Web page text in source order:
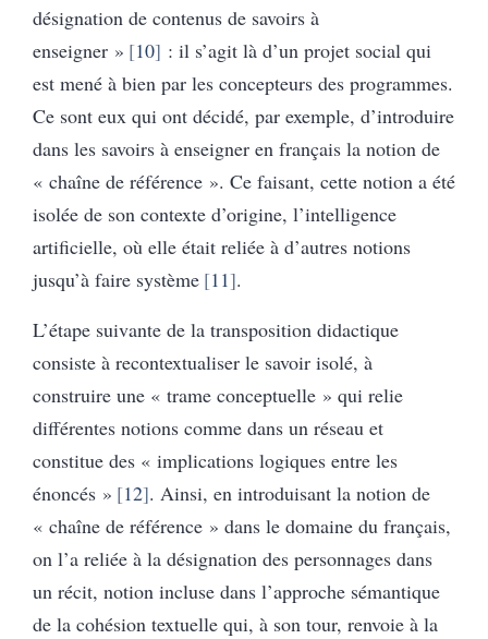
désignation de contenus de savoirs à
enseigner » 10 : il s’agit là d’un projet social qui
est mené à bien par les concepteurs des programmes.
Ce sont eux qui ont décidé, par exemple, d’introduire
dans les savoirs à enseigner en français la notion de
« chaîne de référence ». Ce faisant, cette notion a été
isolée de son contexte d’origine, l’intelligence
artificielle, où elle était reliée à d’autres notions
jusqu’à faire système 11 .
L’étape suivante de la transposition didactique
consiste à recontextualiser le savoir isolé, à
construire une « trame conceptuelle » qui relie
différentes notions comme dans un réseau et
constitue des « implications logiques entre les
énoncés » 12 . Ainsi, en introduisant la notion de
« chaîne de référence » dans le domaine du français,
on l’a reliée à la désignation des personnages dans
un récit, notion incluse dans l’approche sémantique
de la cohésion textuelle qui, à son tour, renvoie à la